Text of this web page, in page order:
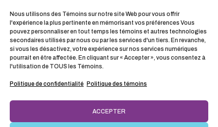
Nous utilisons des Témoins sur notre site Web pour vous offrir
l'expérience la plus pertinente en mémorisant vos préférences Vous
pouvez personnaliser en tout temps les témoins et autres technologies
secondaires utilisés par nous ou par les services d'un tiers. En revanche,
si vous les désactivez, votre expérience sur nos services numériques
pourrait en être affectée. En cliquant sur « Accepter », vous consentez à
l'utilisation de TOUS les Témoins.
Politique de confidentialité Politique des témoins
ACCEPTER
Conseils post-opératoires
Instructions pour le blanchiment à la maison
Conseils post-opératoires suite à une greffe gingivale
Conseils post-opératoires suite à une chirurgie